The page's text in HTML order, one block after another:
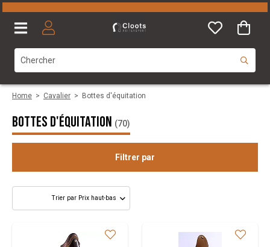
Home > Cavalier > Bottes d'équitation
Bottes d'équitation (70)
Filtrer par